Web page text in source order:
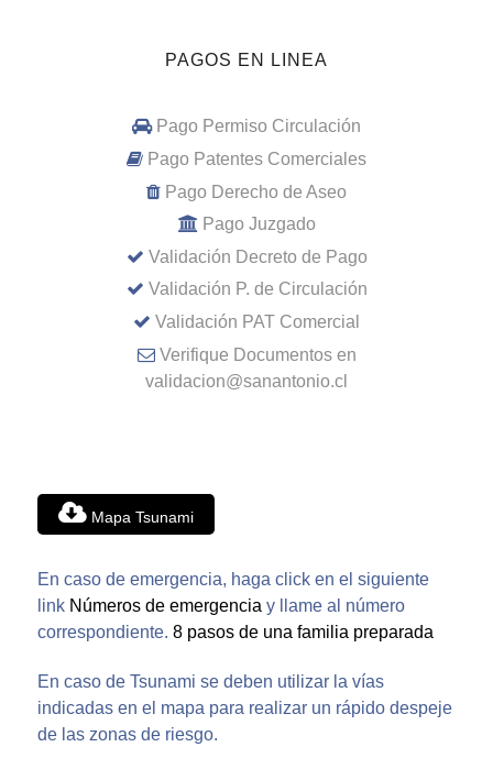
PAGOS EN LINEA
Pago Permiso Circulación
Pago Patentes Comerciales
Pago Derecho de Aseo
Pago Juzgado
Validación Decreto de Pago
Validación P. de Circulación
Validación PAT Comercial
Verifique Documentos en
validacion@sanantonio.cl
Mapa Tsunami
En caso de emergencia, haga click en el siguiente
link Números de emergencia y llame al número
correspondiente. 8 pasos de una familia preparada
En caso de Tsunami se deben utilizar la vías
indicadas en el mapa para realizar un rápido despeje
de las zonas de riesgo.